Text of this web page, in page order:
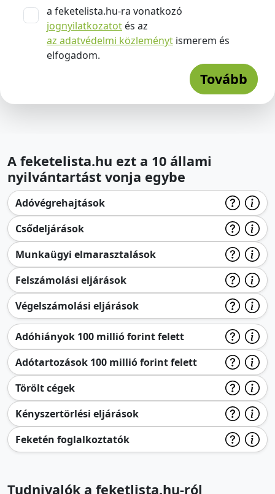
a feketelista.hu-ra vonatkozó
jognyilatkozatot és az
az adatvédelmi közleményt ismerem és
elfogadom.
Tovább
A feketelista.hu ezt a 10 állami
nyilvántartást vonja egybe
Adóvégrehajtások
Csődeljárások
Munkaügyi elmarasztalások
Felszámolási eljárások
Végelszámolási eljárások
Adóhiányok 100 millió forint felett
Adótartozások 100 millió forint felett
Törölt cégek
Kényszertörlési eljárások
Feketén foglalkoztatók
Tudnivalók a feketlista.hu-ról